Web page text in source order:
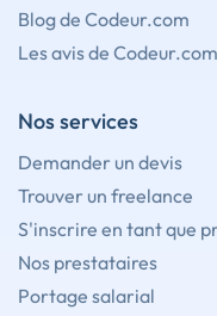
Blog de Codeur.com
Les avis de Codeur.com
Nos services
Demander un devis
Trouver un freelance
S'inscrire en tant que
Nos prestataires
Portage salarial